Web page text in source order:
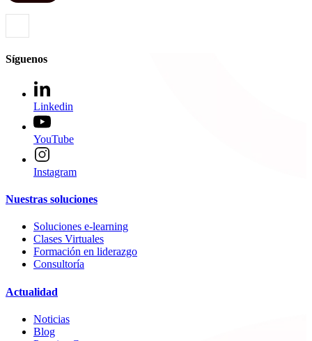
Síguenos
Linkedin
YouTube
Instagram
Nuestras soluciones
Soluciones e-learning
Clases Virtuales
Formación en liderazgo
Consultoría
Actualidad
Noticias
Blog